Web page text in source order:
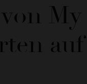
My
auf